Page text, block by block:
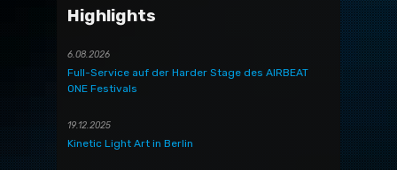
Highlights
6.08.2026
Full-Service auf der Harder Stage des AIRBEAT
ONE Festivals
19.12.2025
Kinetic Light Art in Berlin